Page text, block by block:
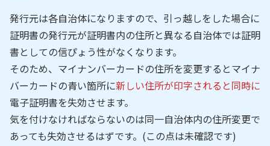
発行元は各自治体になりますので、引っ越しをした場合に
証明書の発行元が証明書内の住所と異なる自治体では証明
書としての信ぴょう性がなくなります。
そのため、マイナンバーカードの住所を変更するとマイナ
バーカードの青い箇所に新しい住所が印字されると同時に
電子証明書を失効させます。
気を付けなければならないのは同一自治体内の住所変更で
あっても失効させるはずです。(この点は未確認です)